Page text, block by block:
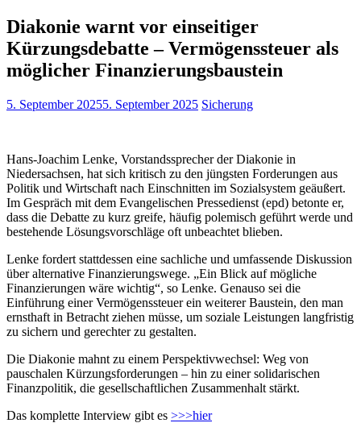
Diakonie warnt vor einseitiger
Kürzungsdebatte – Vermögenssteuer als
möglicher Finanzierungsbaustein
5. September 20255. September 2025 Sicherung
Hans-Joachim Lenke, Vorstandssprecher der Diakonie in
Niedersachsen, hat sich kritisch zu den jüngsten Forderungen aus
Politik und Wirtschaft nach Einschnitten im Sozialsystem geäußert.
Im Gespräch mit dem Evangelischen Pressedienst (epd) betonte er,
dass die Debatte zu kurz greife, häufig polemisch geführt werde und
bestehende Lösungsvorschläge oft unbeachtet blieben.
Lenke fordert stattdessen eine sachliche und umfassende Diskussion
über alternative Finanzierungswege. „Ein Blick auf mögliche
Finanzierungen wäre wichtig“, so Lenke. Genauso sei die
Einführung einer Vermögenssteuer ein weiterer Baustein, den man
ernsthaft in Betracht ziehen müsse, um soziale Leistungen langfristig
zu sichern und gerechter zu gestalten.
Die Diakonie mahnt zu einem Perspektivwechsel: Weg von
pauschalen Kürzungsforderungen – hin zu einer solidarischen
Finanzpolitik, die gesellschaftlichen Zusammenhalt stärkt.
Das komplette Interview gibt es >>>hier